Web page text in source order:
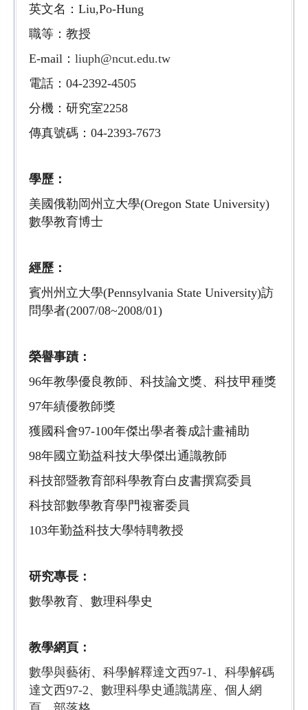
英文名：Liu,Po-Hung
職等：教授
E-mail： liuph@ncut.edu.tw
電話：04-2392-4505
分機：研究室2258
傳真號碼：04-2393-7673
學歷：
美國俄勒岡州立大學(Oregon State University)
數學教育博士
經歷：
賓州州立大學(Pennsylvania State University)訪
問學者(2007/08~2008/01)
榮譽事蹟：
96年教學優良教師、科技論文獎、科技甲種獎
97年績優教師獎
獲國科會97-100年傑出學者養成計畫補助
98年國立勤益科技大學傑出通識教師
科技部暨教育部科學教育白皮書撰寫委員
科技部數學教育學門複審委員
103年勤益科技大學特聘教授
研究專長：
數學教育、數理科學史
教學網頁：
數學與藝術、 科學解釋達文西97-1、 科學解碼
達文西97-2、 數理科學史通識講座、 個人網